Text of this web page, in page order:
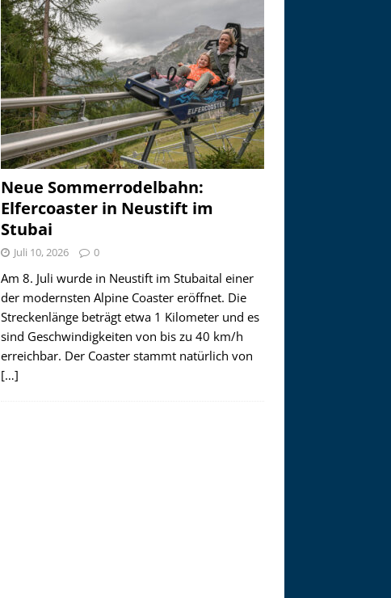
Neue Sommerrodelbahn:
Elfercoaster in Neustift im
Stubai
Juli 10, 2026 0
Am 8. Juli wurde in Neustift im Stubaital einer
der modernsten Alpine Coaster eröffnet. Die
Streckenlänge beträgt etwa 1 Kilometer und es
sind Geschwindigkeiten von bis zu 40 km/h
erreichbar. Der Coaster stammt natürlich von
[…]